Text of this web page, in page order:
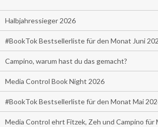
Halbjahressieger 2026
#BookTok Bestsellerliste für den Monat Juni
Campino, warum hast du das gemacht?
Media Control Book Night 2026
#BookTok Bestsellerliste für den Monat Mai
Media Control ehrt Fitzek, Zeh und Campino für